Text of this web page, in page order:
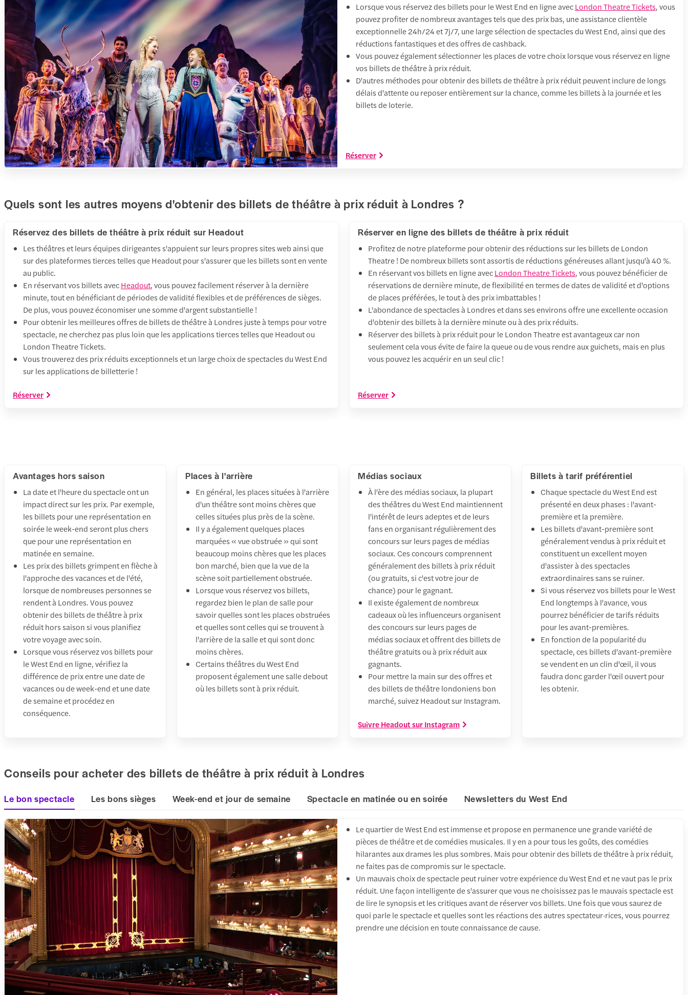
Lorsque vous réservez des billets pour le West End en ligne avecLondon Theatre Tickets, vous
pouvez profiter de nombreux avantages tels que des prix bas, une assistance clientèle
exceptionnelle 24h/24 et 7j/7, une large sélection de spectacles du West End, ainsi que des
réductions fantastiques et des offres de cashback.
Vous pouvez également sélectionner les places de votre choix lorsque vous réservez en ligne
vos billets de théâtre à prix réduit.
D'autres méthodes pour obtenir des billets de théâtre à prix réduit peuvent inclure de longs
délais d'attente ou reposer entièrement sur la chance, comme les billets à la journée et les
billets de loterie.
Réserver
Quels sont les autres moyens d'obtenir des billets de théâtre à prix réduit à Londres ?
Réservez des billets de théâtre à prix réduit sur Headout
Les théâtres et leurs équipes dirigeantes s'appuient sur leurs propres sites web ainsi que
sur des plateformes tierces telles que Headout pour s'assurer que les billets sont en vente
au public.
En réservant vos billets avecHeadout, vous pouvez facilement réserver à la dernière
minute, tout en bénéficiant de périodes de validité flexibles et de préférences de sièges.
De plus, vous pouvez économiser une somme d'argent substantielle !
Pour obtenir les meilleures offres de billets de théâtre à Londres juste à temps pour votre
spectacle, ne cherchez pas plus loin que les applications tierces telles que Headout ou
London Theatre Tickets.
Vous trouverez des prix réduits exceptionnels et un large choix de spectacles du West End
sur les applications de billetterie !
Réserver
Réserver en ligne des billets de théâtre à prix réduit
Profitez de notre plateforme pour obtenir des réductions sur les billets de London
Theatre ! De nombreux billets sont assortis de réductions généreuses allant jusqu'à 40 %.
En réservant vos billets en ligne avecLondon Theatre Tickets, vous pouvez bénéficier de
réservations de dernière minute, de flexibilité en termes de dates de validité et d'options
de places préférées, le tout à des prix imbattables !
L'abondance de spectacles à Londres et dans ses environs offre une excellente occasion
d'obtenir des billets à la dernière minute ou à des prix réduits.
Réserver des billets à prix réduit pour le London Theatre est avantageux car non
seulement cela vous évite de faire la queue ou de vous rendre aux guichets, mais en plus
vous pouvez les acquérir en un seul clic !
Réserver
Avantages hors saison
La date et l'heure du spectacle ont un
impact direct sur les prix. Par exemple,
les billets pour une représentation en
soirée le week-end seront plus chers
que pour une représentation en
matinée en semaine.
Les prix des billets grimpent en flèche à
l'approche des vacances et de l'été,
lorsque de nombreuses personnes se
rendent à Londres. Vous pouvez
obtenir des billets de théâtre à prix
réduit hors saison si vous planifiez
votre voyage avec soin.
Lorsque vous réservez vos billets pour
le West End en ligne, vérifiez la
différence de prix entre une date de
vacances ou de week-end et une date
de semaine et procédez en
conséquence.
Places à l'arrière
En général, les places situées à l'arrière
d'un théâtre sont moins chères que
celles situées plus près de la scène.
Il y a également quelques places
marquées « vue obstruée » qui sont
beaucoup moins chères que les places
bon marché, bien que la vue de la
scène soit partiellement obstruée.
Lorsque vous réservez vos billets,
regardez bien le plan de salle pour
savoir quelles sont les places obstruées
et quelles sont celles qui se trouvent à
l'arrière de la salle et qui sont donc
moins chères.
Certains théâtres du West End
proposent également une salle debout
où les billets sont à prix réduit.
Médias sociaux
À l'ère des médias sociaux, la plupart
des théâtres du West End maintiennent
l'intérêt de leurs adeptes et de leurs
fans en organisant régulièrement des
concours sur leurs pages de médias
sociaux. Ces concours comprennent
généralement des billets à prix réduit
(ou gratuits, si c'est votre jour de
chance) pour le gagnant.
Il existe également de nombreux
cadeaux où les influenceurs organisent
des concours sur leurs pages de
médias sociaux et offrent des billets de
théâtre gratuits ou à prix réduit aux
gagnants.
Pour mettre la main sur des offres et
des billets de théâtre londoniens bon
marché, suivez Headout sur Instagram.
Suivre Headout sur Instagram
Billets à tarif préférentiel
Chaque spectacle du West End est
présenté en deux phases : l'avant-
première et la première.
Les billets d'avant-première sont
généralement vendus à prix réduit et
constituent un excellent moyen
d'assister à des spectacles
extraordinaires sans se ruiner.
Si vous réservez vos billets pour le West
End longtemps à l'avance, vous
pourrez bénéficier de tarifs réduits
pour les avant-premières.
En fonction de la popularité du
spectacle, ces billets d'avant-première
se vendent en un clin d'œil, il vous
faudra donc garder l'œil ouvert pour
les obtenir.
Conseils pour acheter des billets de théâtre à prix réduit à Londres
Le bon spectacle Les bons sièges Week-end et jour de semaine Spectacle en matinée ou en soirée Newsletters du West End
Le quartier de West End est immense et propose en permanence une grande variété de
pièces de théâtre et de comédies musicales. Il y en a pour tous les goûts, des comédies
hilarantes aux drames les plus sombres. Mais pour obtenir des billets de théâtre à prix réduit,
ne faites pas de compromis sur le spectacle.
Un mauvais choix de spectacle peut ruiner votre expérience du West End et ne vaut pas le prix
réduit. Une façon intelligente de s'assurer que vous ne choisissez pas le mauvais spectacle est
de lire le synopsis et les critiques avant de réserver vos billets. Une fois que vous saurez de
quoi parle le spectacle et quelles sont les réactions des autres spectateur·rices, vous pourrez
prendre une décision en toute connaissance de cause.